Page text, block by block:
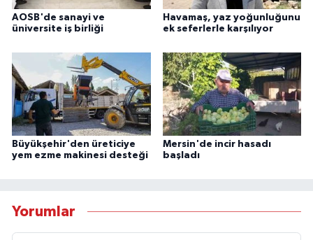
AOSB'de sanayi ve
üniversite iş birliği
Havamaş, yaz yoğunluğunu
ek seferlerle karşılıyor
Büyükşehir'den üreticiye
yem ezme makinesi desteği
Mersin'de incir hasadı
başladı
Yorumlar